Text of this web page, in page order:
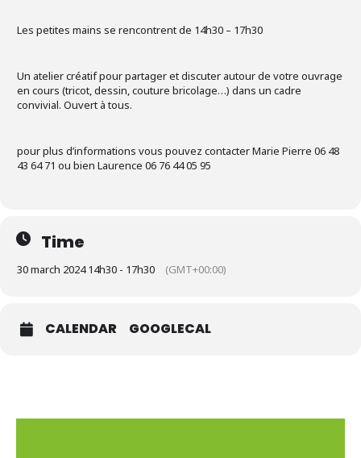
Les petites mains se rencontrent de 14h30 – 17h30
Un atelier créatif pour partager et discuter autour de votre ouvrage
en cours (tricot, dessin, couture bricolage…) dans un cadre
convivial. Ouvert à tous.
pour plus d’informations vous pouvez contacter Marie Pierre 06 48
43 64 71 ou bien Laurence 06 76 44 05 95
Time
30 march 2024 14h30 - 17h30 (GMT+00:00)
CALENDAR GOOGLECAL